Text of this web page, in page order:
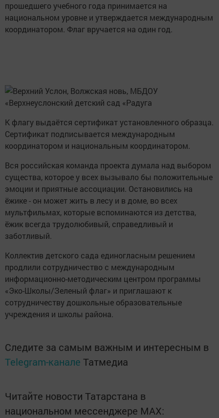
прошедшего учебного года принимается на
национальном уровне и утверждается международным
координатором. Флаг вручается на один год.
К флагу выдаётся сертификат установленного образца.
Сертификат подписывается международным
координатором и национальным координатором.
Вся российская команда проекта думала над выбором
существа, которое у всех вызывало бы положительные
эмоции и приятные ассоциации. Остановились на
ёжике - он может жить в лесу и в доме, во всех
мультфильмах, которые вспоминаются из детства,
ёжик всегда трудолюбивый, справедливый и
заботливый.
Коллектив детского сада единогласным решением
продлили сотрудничество с международным
информационно-методическим центром программы
«Эко-Школы/Зеленый флаг» и приглашают к
сотрудничеству дошкольные образовательные
учреждения и школы района.
Следите за самым важным и интересным в
Telegram-канале Татмедиа
Читайте новости Татарстана в
национальном мессенджере MАХ: